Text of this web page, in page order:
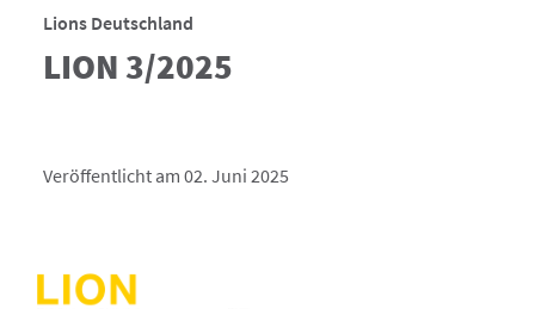
Lions Deutschland
LION 3/2025
Veröffentlicht am 02. Juni 2025